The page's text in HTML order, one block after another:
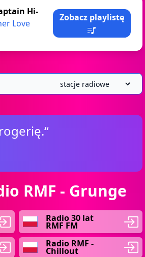
Hi-
Love
Zobacz playlistę
RMF - Grunge
Radio 30 lat
RMF FM
Radio RMF -
Chillout